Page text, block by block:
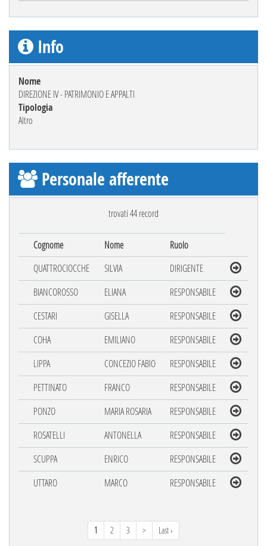
Info
Nome
DIREZIONE IV - PATRIMONIO E APPALTI
Tipologia
Altro
Personale afferente
trovati 44 record
Cognome Nome
Ruolo
QUATTROCIOCCHE
SILVIA
DIRIGENTE
BIANCOROSSO
ELIANA
RESPONSABILE
CESTARI
GISELLA
RESPONSABILE
COHA
EMILIANO
RESPONSABILE
LIPPA
CONCEZIO FABIO
RESPONSABILE
PETTINATO
FRANCO
RESPONSABILE
PONZO
MARIA ROSARIA
RESPONSABILE
ROSATELLI
ANTONELLA
RESPONSABILE
SCUPPA
ENRICO
RESPONSABILE
UTTARO
MARCO RESPONSABILE
1 2 3 > Last ›